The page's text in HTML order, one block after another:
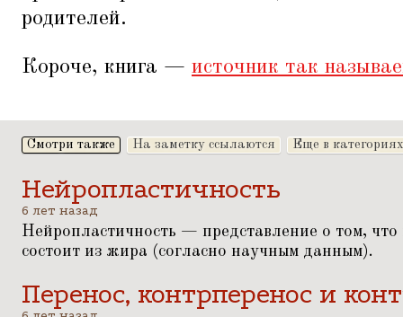
родителей.
Короче, книга — источник так
Смотри также На заметку ссылаются Еще в категориях
Нейропластичность
6 лет назад
Нейропластичность — представление о том,
состоит из жира (согласно научным данным).
Перенос, контрперенос и